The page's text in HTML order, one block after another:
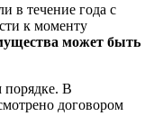
в течение года с
к моменту
может быть
порядке. В
договором